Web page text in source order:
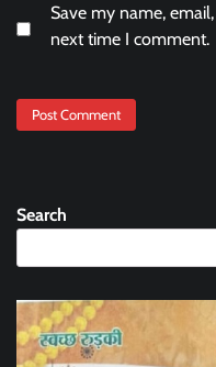
Save my name,
next time I comment.
Search